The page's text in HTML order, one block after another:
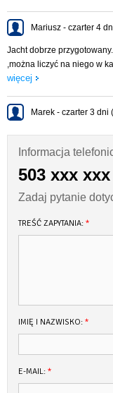
Mariusz - czarter 4
Jacht dobrze
,można liczyć na niego w
więcej
Marek - czarter 3 dni
Informacja
503 xxx xxx
Zadaj pytanie
TREŚĆ ZAPYTANIA: *
IMIĘ I NAZWISKO: *
E-MAIL: *